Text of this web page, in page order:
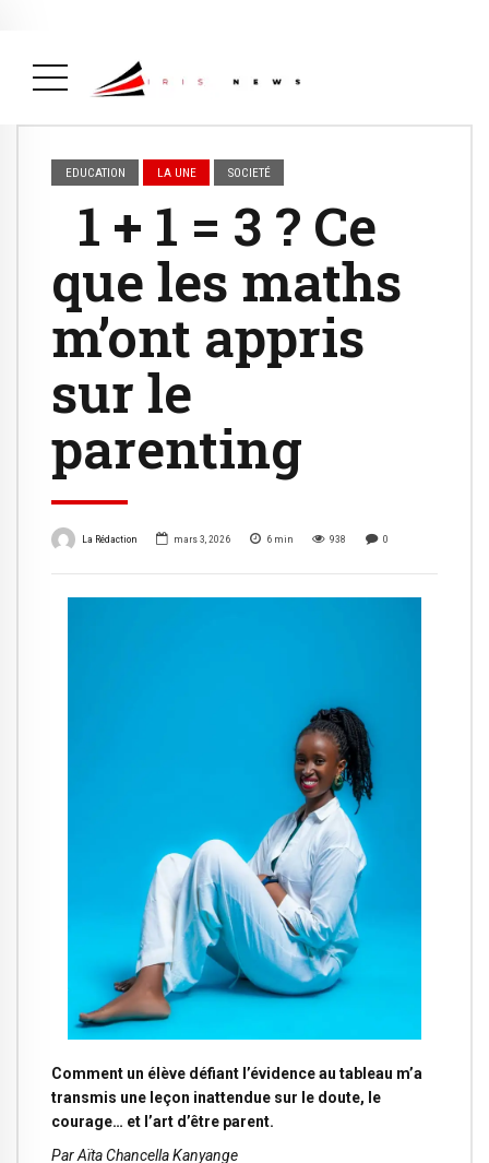
EDUCATION LA UNE SOCIETÉ
1 + 1 = 3 ? Ce
que les maths
m’ont appris
sur le
parenting
La Rédaction mars 3, 2026 6 min 938 0
Comment un élève défiant l’évidence au tableau m’a
transmis une leçon inattendue sur le doute, le
courage… et l’art d’être parent.
Par Aïta Chancella Kanyange